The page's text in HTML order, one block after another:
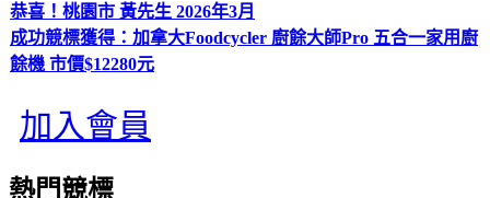
恭喜！桃園市 黃先生 2026年3月
成功競標獲得： 加拿大Foodcycler 廚餘大師Pro 五合一家用廚
餘機 市價$12280元
加入會員
熱門競標